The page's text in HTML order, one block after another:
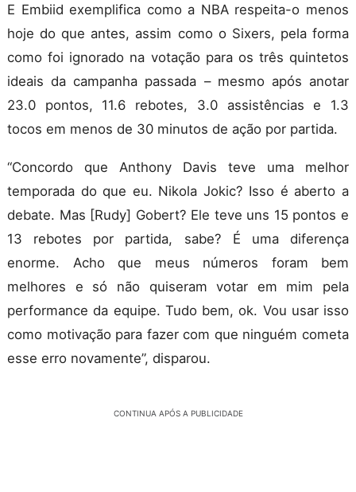
E Embiid exemplifica como a NBA respeita-o menos
hoje do que antes, assim como o Sixers, pela forma
como foi ignorado na votação para os três quintetos
ideais da campanha passada – mesmo após anotar
23.0 pontos, 11.6 rebotes, 3.0 assistências e 1.3
tocos em menos de 30 minutos de ação por partida.
“Concordo que Anthony Davis teve uma melhor
temporada do que eu. Nikola Jokic? Isso é aberto a
debate. Mas [Rudy] Gobert? Ele teve uns 15 pontos e
13 rebotes por partida, sabe? É uma diferença
enorme. Acho que meus números foram bem
melhores e só não quiseram votar em mim pela
performance da equipe. Tudo bem, ok. Vou usar isso
como motivação para fazer com que ninguém cometa
esse erro novamente”, disparou.
CONTINUA APÓS A PUBLICIDADE